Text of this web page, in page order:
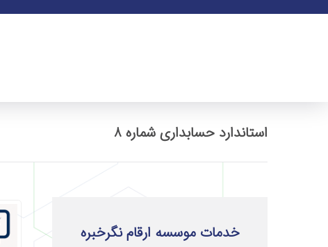
استاندارد حسابداری شماره 8
خدمات موسسه ارقام نگرخبره